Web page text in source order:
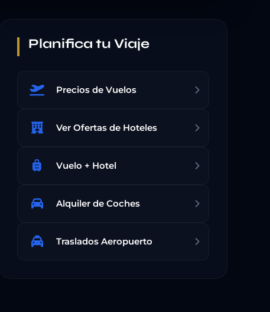
Planifica tu Viaje
Precios de Vuelos
Ver Ofertas de Hoteles
Vuelo + Hotel
Alquiler de Coches
Traslados Aeropuerto